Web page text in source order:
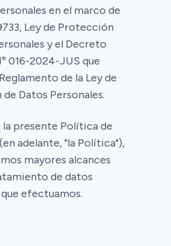
en el marco de
Ley de Protección
y el Decreto
016-2024-JUS que
de la Ley de
Datos Personales.
la presente Política de
adelante, "la Política"),
mayores alcances
de datos
efectuamos.